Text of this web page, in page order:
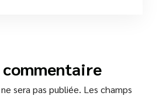
commentaire
sera pas publiée. Les champs